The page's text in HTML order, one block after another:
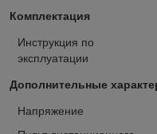
Комплектация
Инструкция по
эксплуатации
Дополнительные
Напряжение